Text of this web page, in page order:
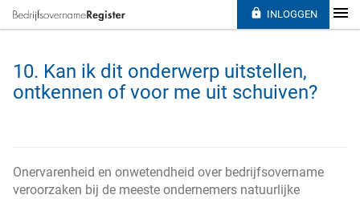
10. Kan ik dit onderwerp uitstellen,
ontkennen of voor me uit schuiven?
Onervarenheid en onwetendheid over bedrijfsovername
veroorzaken bij de meeste ondernemers natuurlijke
 INLOGGEN